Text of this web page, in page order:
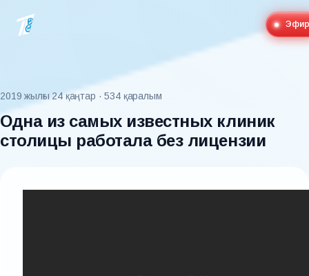
Эфир
2019 жылғы 24 қаңтар · 534 қаралым
Одна из самых известных клиник
столицы работала без лицензии